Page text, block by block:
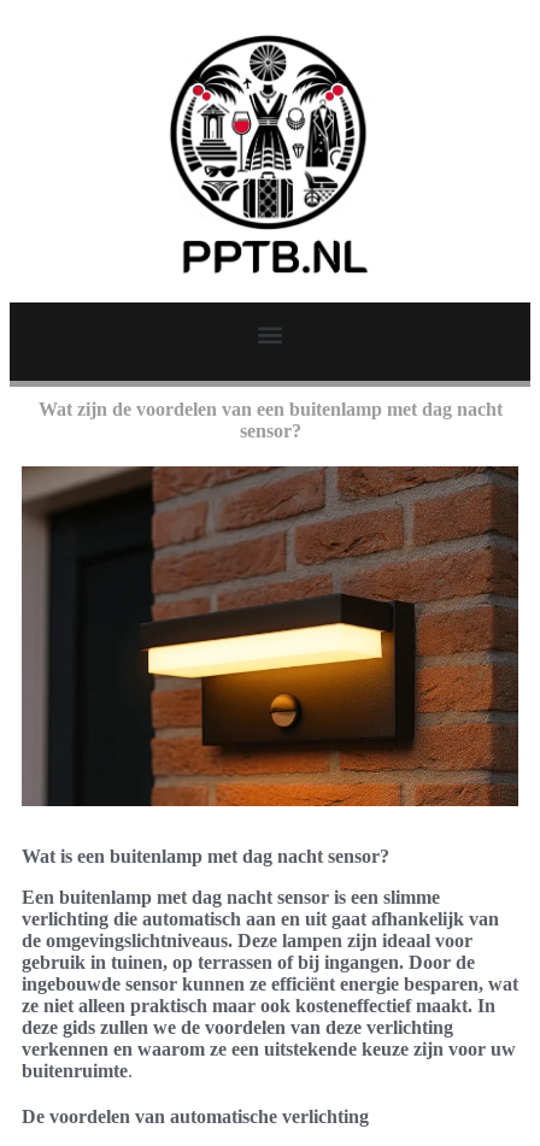
Wat zijn de voordelen van een buitenlamp met dag nacht
sensor?
Wat is een buitenlamp met dag nacht sensor?
Een buitenlamp met dag nacht sensor is een slimme
verlichting die automatisch aan en uit gaat afhankelijk van
de omgevingslichtniveaus. Deze lampen zijn ideaal voor
gebruik in tuinen, op terrassen of bij ingangen. Door de
ingebouwde sensor kunnen ze efficiënt energie besparen, wat
ze niet alleen praktisch maar ook kosteneffectief maakt. In
deze gids zullen we de voordelen van deze verlichting
verkennen en waarom ze een uitstekende keuze zijn voor uw
buitenruimte.
De voordelen van automatische verlichting